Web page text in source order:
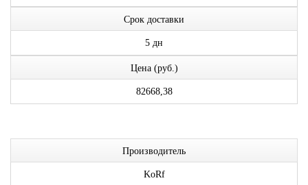
Срок доставки
5 дн
Цена (руб.)
82668,38
Производитель
KoRf